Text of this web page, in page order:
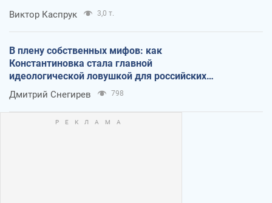
Виктор Каспрук 3,0 т.
В плену собственных мифов: как
Константиновка стала главной
идеологической ловушкой для российских
оккупантов
Дмитрий Снегирев 798